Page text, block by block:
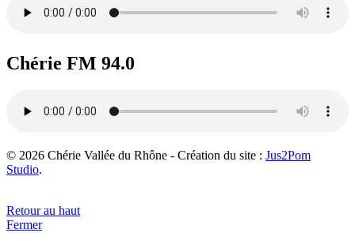
Chérie FM 94.0
© 2026 Chérie Vallée du Rhône - Création du site : Jus2Pom
Studio.
Retour au haut
Fermer